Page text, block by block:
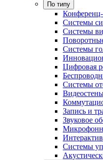
По типу
Системы
Системы
Системы
Цифровая
Системы
Запись и
Звуковое
Системы